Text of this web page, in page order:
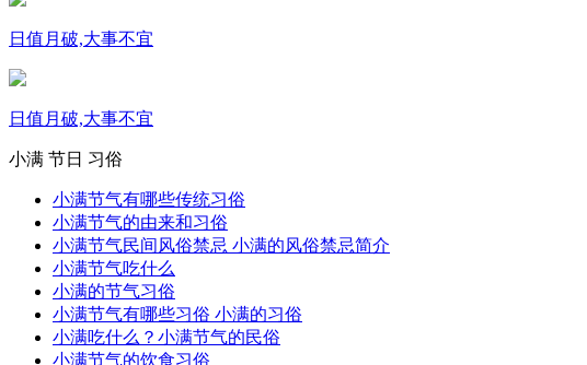
日值月破,大事不宜
日值月破,大事不宜
小满 节日 习俗
小满节气有哪些传统习俗
小满节气的由来和习俗
小满节气民间风俗禁忌 小满的风俗禁忌简介
小满节气吃什么
小满的节气习俗
小满节气有哪些习俗 小满的习俗
小满吃什么？小满节气的民俗
小满节气的饮食习俗